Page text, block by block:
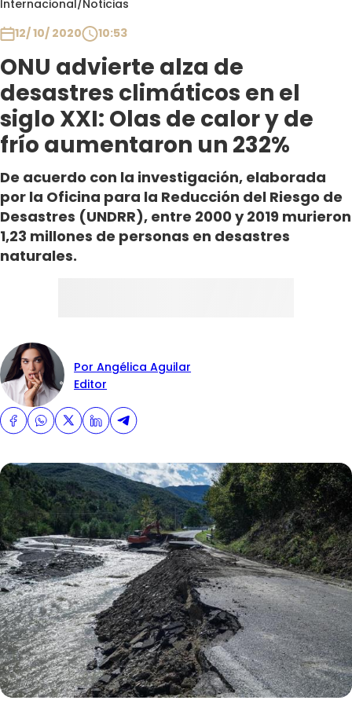
Internacional/Noticias
12/ 10/ 2020
10:53
ONU advierte alza de
desastres climáticos en el
siglo XXI: Olas de calor y de
frío aumentaron un 232%
De acuerdo con la investigación, elaborada
por la Oficina para la Reducción del Riesgo de
Desastres (UNDRR), entre 2000 y 2019 murieron
1,23 millones de personas en desastres
naturales.
Por Angélica Aguilar
Editor
Club De La Comedia
Contigo en Directo
Plan Perfecto
El Tiempo
Sabingo
Todos Los Programas